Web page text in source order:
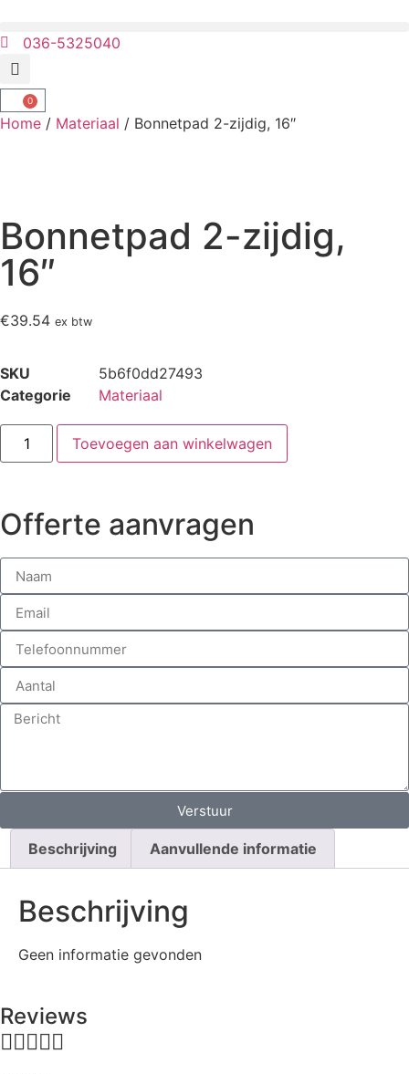
036-5325040
0
Home / Materiaal / Bonnetpad 2-zijdig, 16″
Bonnetpad 2-zijdig,
16″
€39.54 ex btw
SKU
5b6f0dd27493
Categorie
Materiaal
Toevoegen aan winkelwagen
Offerte aanvragen
Verstuur
Beschrijving Aanvullende informatie
Beschrijving
Geen informatie gevonden
Reviews